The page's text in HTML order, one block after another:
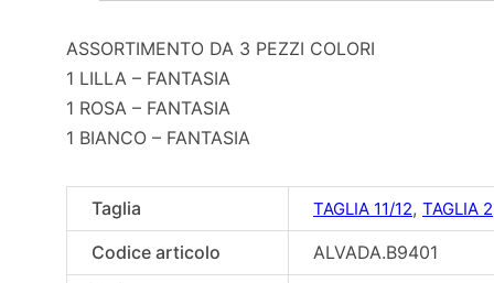
ASSORTIMENTO DA 3 PEZZI COLORI
1 LILLA – FANTASIA
1 ROSA – FANTASIA
1 BIANCO – FANTASIA
Taglia TAGLIA 11/12, TAGLIA 2
Codice articolo
ALVADA.B9401